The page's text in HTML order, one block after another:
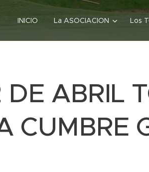
INICIO La ASOCIACION Los
ABRIL
CUMBRE